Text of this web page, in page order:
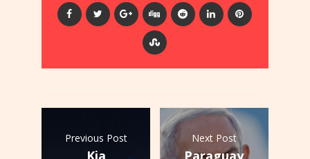
Previous Post Next Post